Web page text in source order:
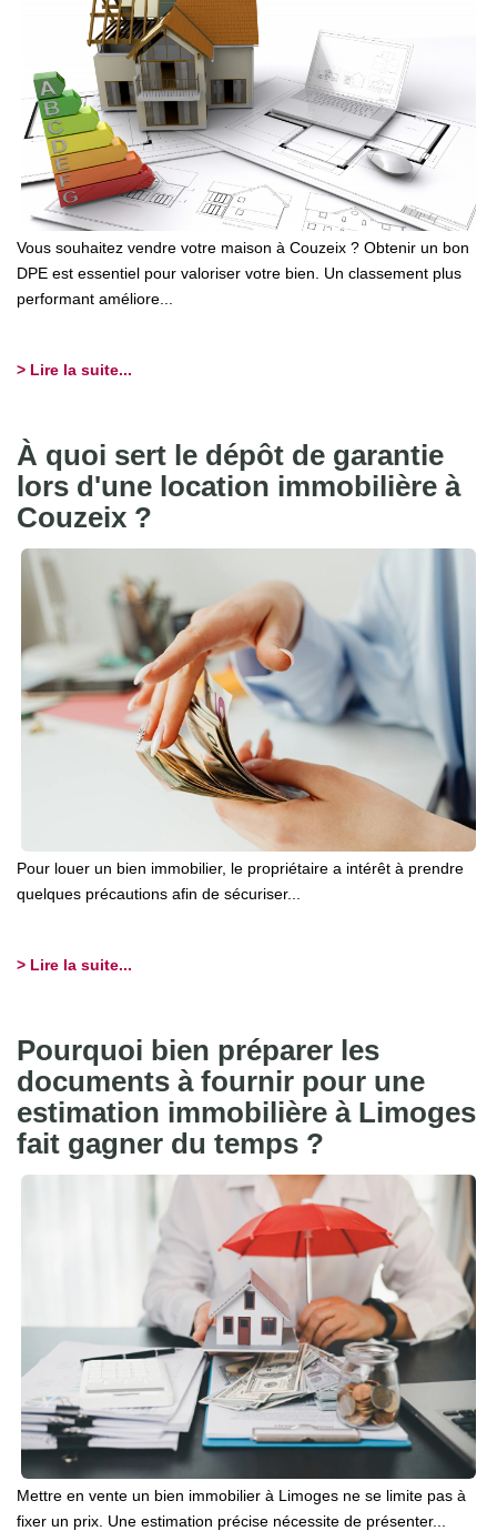
Vous souhaitez vendre votre maison à Couzeix ? Obtenir un bon
DPE est essentiel pour valoriser votre bien. Un classement plus
performant améliore...
> Lire la suite...
À quoi sert le dépôt de garantie
lors d'une location immobilière à
Couzeix ?
Pour louer un bien immobilier, le propriétaire a intérêt à prendre
quelques précautions afin de sécuriser...
> Lire la suite...
Pourquoi bien préparer les
documents à fournir pour une
estimation immobilière à Limoges
fait gagner du temps ?
Mettre en vente un bien immobilier à Limoges ne se limite pas à
fixer un prix. Une estimation précise nécessite de présenter...